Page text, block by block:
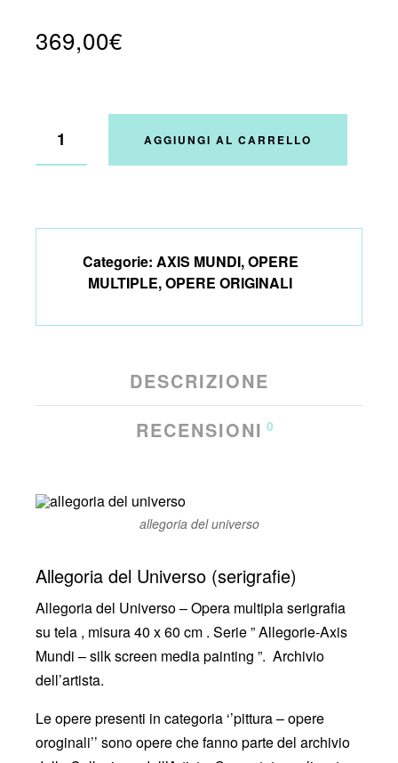
369,00€
AGGIUNGI AL CARRELLO
Categorie: AXIS MUNDI,OPERE
MULTIPLE,OPERE ORIGINALI
DESCRIZIONE
RECENSIONI 0
allegoria del universo
Allegoria del Universo (serigrafie)
Allegoria del Universo – Opera multipla serigrafia
su tela , misura 40 x 60 cm . Serie ” Allegorie-Axis
Mundi – silk screen media painting ”. Archivio
dell’artista.
Le opere presenti in categoria ‘’pittura – opere
oroginali’’ sono opere che fanno parte del archivio